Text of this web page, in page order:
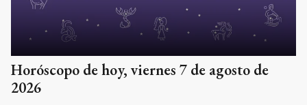
Horóscopo de hoy, viernes 7 de agosto de
2026